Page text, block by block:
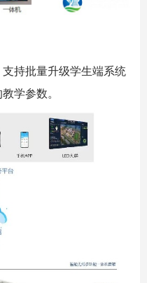
持批量升级学生端系统
学参数。